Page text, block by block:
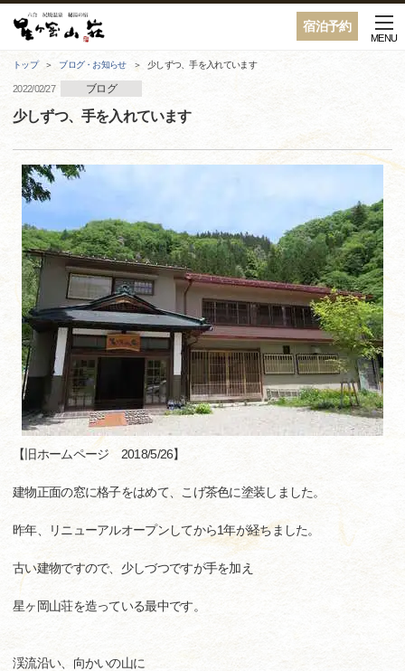
宿泊予約
MENU
トップ ブログ・お知らせ 少しずつ、手を入れています
2022/02/27 ブログ
少しずつ、手を入れています
【旧ホームページ 2018/5/26】
建物正面の窓に格子をはめて、こげ茶色に塗装しました。
昨年、リニューアルオープンしてから1年が経ちました。
古い建物ですので、少しづつですが手を加え
星ヶ岡山荘を造っている最中です。
渓流沿い、向かいの山に